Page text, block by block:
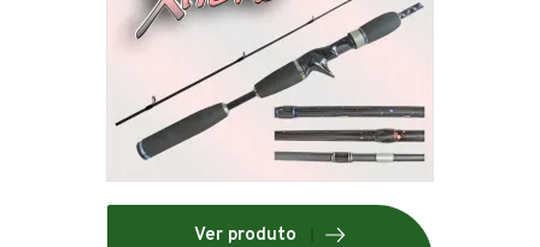
Ver produto